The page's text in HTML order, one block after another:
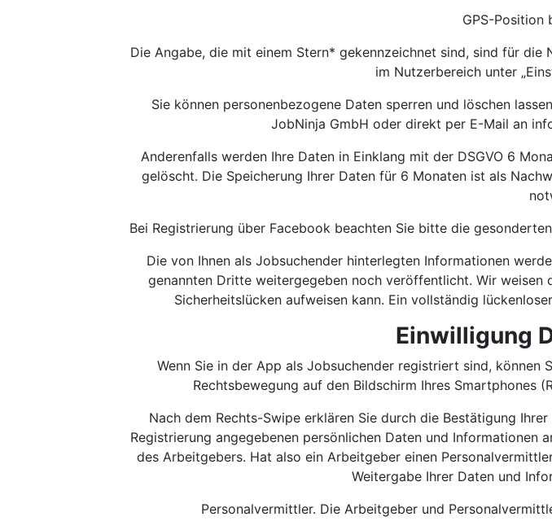
GPS-Position
Die Angabe, die mit einem Stern* gekennzeichnet sind, sind für
im Nutzerbereich unter
Sie können personenbezogene Daten sperren und löschen
JobNinja GmbH oder direkt per E-Mail an
Anderenfalls werden Ihre Daten in Einklang mit der DSGVO 6
gelöscht. Die Speicherung Ihrer Daten für 6 Monaten ist als
Bei Registrierung über Facebook beachten Sie bitte die
Die von Ihnen als Jobsuchender hinterlegten Informationen
genannten Dritte weitergegeben noch veröffentlicht. Wir
Sicherheitslücken aufweisen kann. Ein vollständig
Einwilligung
Wenn Sie in der App als Jobsuchender registriert sind,
Rechtsbewegung auf den Bildschirm Ihres Smartphones
Nach dem Rechts-Swipe erklären Sie durch die Bestätigung
Registrierung angegebenen persönlichen Daten und
des Arbeitgebers. Hat also ein Arbeitgeber einen
Weitergabe Ihrer Daten und
Personalvermittler. Die Arbeitgeber und